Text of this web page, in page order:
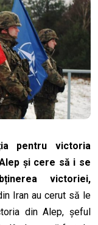
pentru
victoria
și cere să i se
victoriei,
Iran au cerut să le
din Alep, șeful